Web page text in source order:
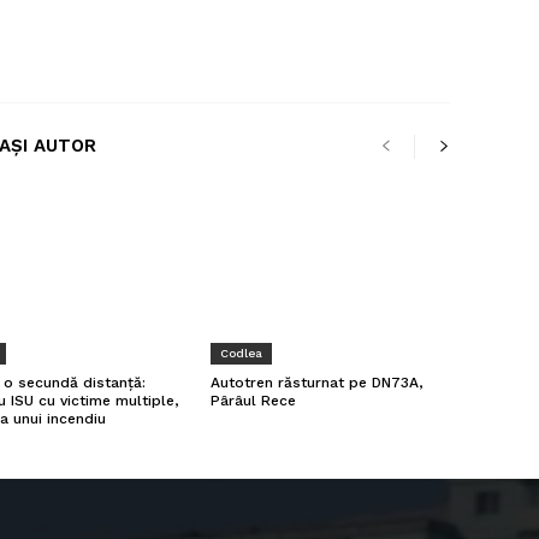
AUTOR
o secundă distanță:
ISU cu victime multiple,
unui incendiu
Codlea
Autotren răsturnat pe DN73A,
Pârâul Rece